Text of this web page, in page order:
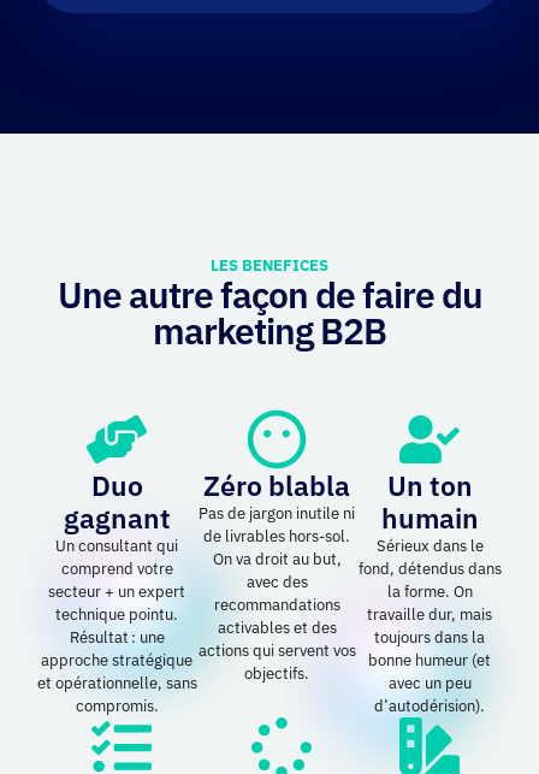
LES BENEFICES
Une autre façon de faire du
marketing B2B
Duo
gagnant
Un consultant qui
comprend votre
secteur + un expert
technique pointu.
Résultat : une
approche stratégique
et opérationnelle, sans
compromis.
Zéro blabla
Pas de jargon inutile ni
de livrables hors-sol.
On va droit au but,
avec des
recommandations
activables et des
actions qui servent vos
objectifs.
Un ton
humain
Sérieux dans le
fond, détendus dans
la forme. On
travaille dur, mais
toujours dans la
bonne humeur (et
avec un peu
d’autodérision).